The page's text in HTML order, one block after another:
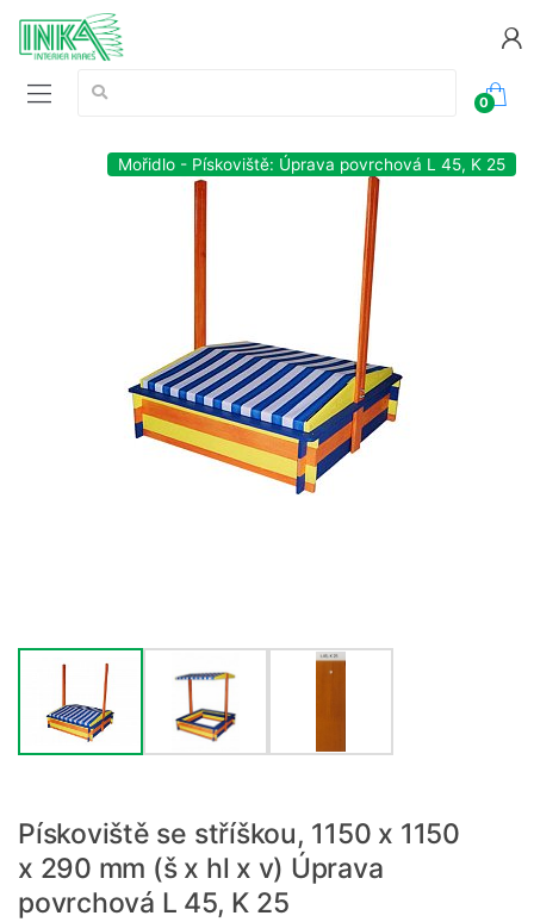
Vyhledávání:
0
Mořidlo - Pískoviště: Úprava povrchová L 45, K 25
Pískoviště se stříškou, 1150 x 1150
x 290 mm (š x hl x v) Úprava
povrchová L 45, K 25